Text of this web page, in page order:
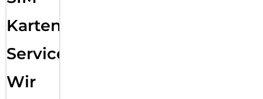
Karten
Service:
Wir